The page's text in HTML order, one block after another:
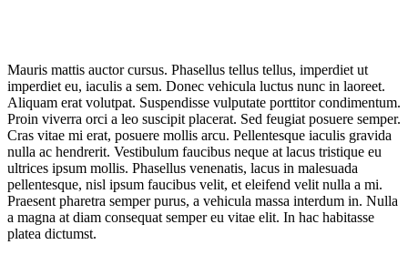
Mauris mattis auctor cursus. Phasellus tellus tellus, imperdiet ut
imperdiet eu, iaculis a sem. Donec vehicula luctus nunc in laoreet.
Aliquam erat volutpat. Suspendisse vulputate porttitor condimentum.
Proin viverra orci a leo suscipit placerat. Sed feugiat posuere semper.
Cras vitae mi erat, posuere mollis arcu. Pellentesque iaculis gravida
nulla ac hendrerit. Vestibulum faucibus neque at lacus tristique eu
ultrices ipsum mollis. Phasellus venenatis, lacus in malesuada
pellentesque, nisl ipsum faucibus velit, et eleifend velit nulla a mi.
Praesent pharetra semper purus, a vehicula massa interdum in. Nulla
a magna at diam consequat semper eu vitae elit. In hac habitasse
platea dictumst.